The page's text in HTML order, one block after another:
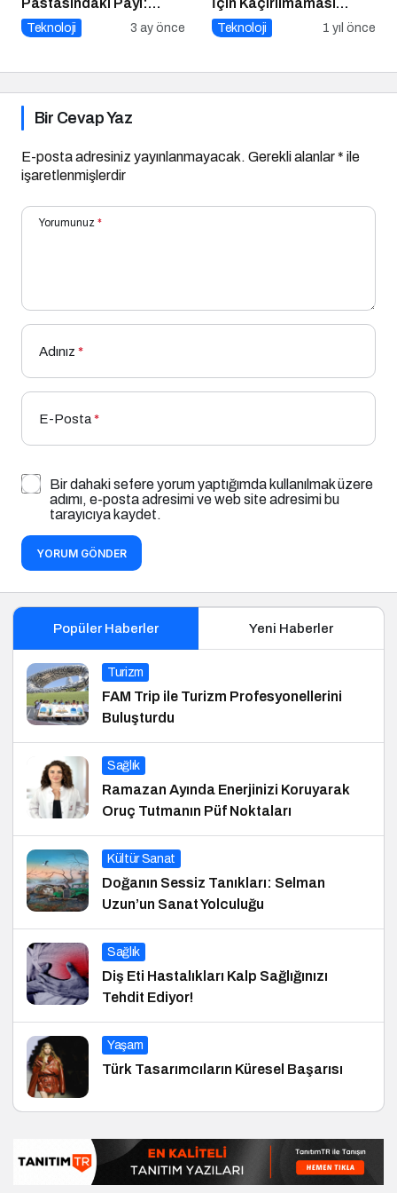
Pastasındaki Payı:
Üretici mi, Tüketici mi?
Teknoloji 3 ay önce
İçin Kaçırılmaması
Gereken 8 Oyun
Teknoloji 1 yıl önce
Bir Cevap Yaz
E-posta adresiniz yayınlanmayacak. Gerekli alanlar* ile
işaretlenmişlerdir
Yorumunuz *
Adınız *
E-Posta*
Bir dahaki sefere yorum yaptığımda kullanılmak üzere
adımı, e-posta adresimi ve web site adresimi bu
tarayıcıya kaydet.
YORUM GÖNDER
Popüler Haberler Yeni Haberler
Turizm
FAM Trip ile Turizm Profesyonellerini
Buluşturdu
Sağlık
Ramazan Ayında Enerjinizi Koruyarak
Oruç Tutmanın Püf Noktaları
Kültür Sanat
Doğanın Sessiz Tanıkları: Selman
Uzun’un Sanat Yolculuğu
Sağlık
Diş Eti Hastalıkları Kalp Sağlığınızı
Tehdit Ediyor!
Yaşam
Türk Tasarımcıların Küresel Başarısı